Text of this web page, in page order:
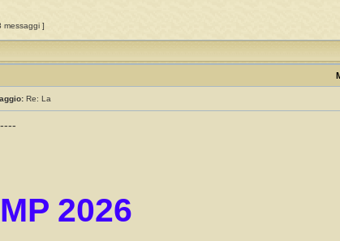
messaggi ]
Re: La
2026